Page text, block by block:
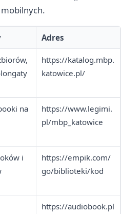
Adres
https://katalog.mbp.
katowice.pl/
na
https://www.legimi.
pl/mbp_katowice
i
https://empik.com/
go/biblioteki/kod
https://audiobook.pl